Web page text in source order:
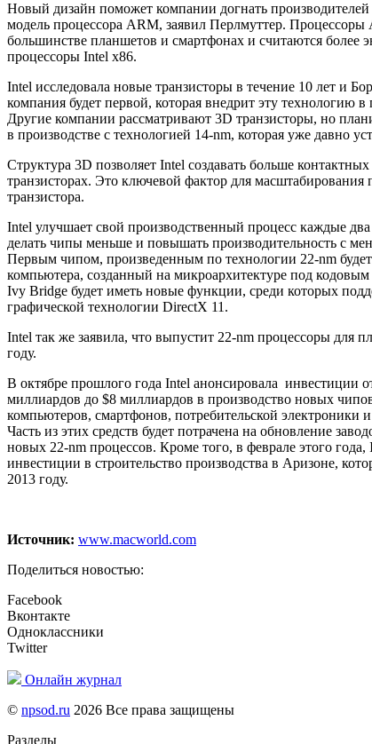
Новый дизайн поможет компании догнать
модель процессора ARM, заявил Перлмуттер. Процессоры
большинстве планшетов и смартфонах и считаются более
процессоры Intel x86.
Intel исследовала новые транзисторы в течение 10 лет и Бор
компания будет первой, которая внедрит эту технологию в
Другие компании рассматривают 3D транзисторы, но
в производстве с технологией 14-nm, которая уже давно
Структура 3D позволяет Intel создавать больше
транзисторах. Это ключевой фактор для масштабирования
транзистора.
Intel улучшает свой производственный процесс каждые два
делать чипы меньше и повышать производительность с
Первым чипом, произведенным по технологии 22-nm
компьютера, созданный на микроархитектуре под
Ivy Bridge будет иметь новые функции, среди которых
графической технологии DirectX 11.
Intel так же заявила, что выпустит 22-nm процессоры для
году.
В октябре прошлого года Intel анонсировала инвестиции
миллиардов до $8 миллиардов в производство новых
компьютеров, смартфонов, потребительской электроники
Часть из этих средств будет потрачена на обновление
новых 22-nm процессов. Кроме того, в феврале этого года,
инвестиции в строительство производства в Аризоне,
2013 году.
Источник: www.macworld.com
Поделиться новостью:
Facebook
Вконтакте
Одноклассники
Twitter
Онлайн журнал
© npsod.ru 2026 Все права защищены
Разделы